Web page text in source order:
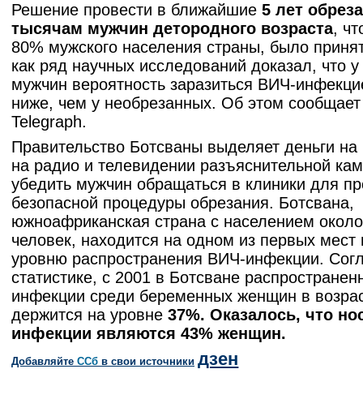
Решение провести в ближайшие 5 лет
тысячам мужчин детородного возраста,
80% мужского населения страны, было
как ряд научных исследований доказал, что
мужчин вероятность заразиться ВИЧ-
ниже, чем у необрезанных. Об этом сообщает
Telegraph.
Правительство Ботсваны выделяет деньги
на радио и телевидении разъяснительной
убедить мужчин обращаться в клиники для
безопасной процедуры обрезания. Ботсвана,
южноафриканская страна с населением
человек, находится на одном из первых
уровню распространения ВИЧ-инфекции.
статистике, с 2001 в Ботсване
инфекции среди беременных женщин в
держится на уровне 37%. Оказалось, что
инфекции являются 43% женщин.
Добавляйте CСб в свои источники дзен